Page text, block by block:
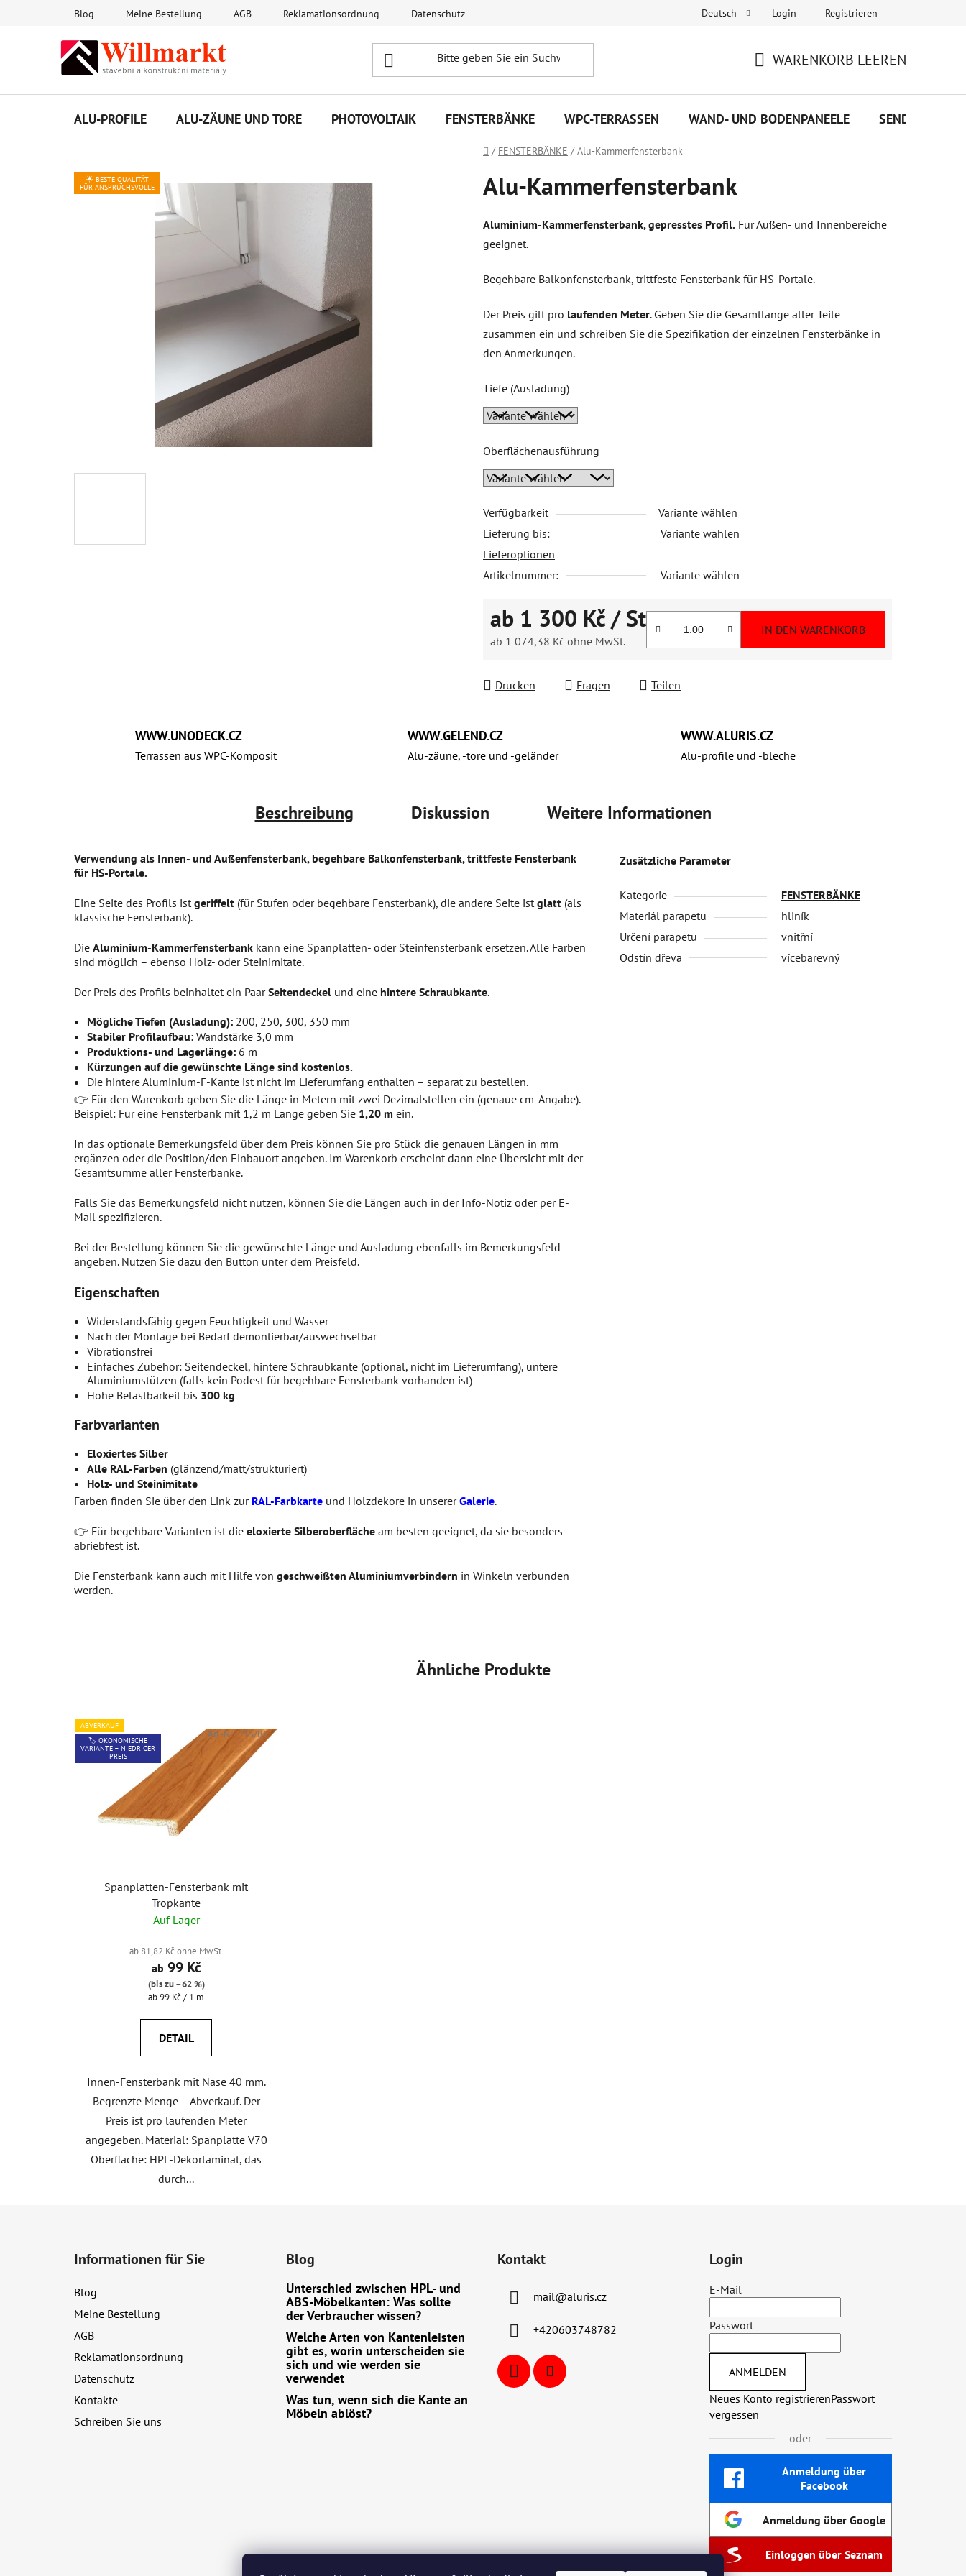
Blog Meine Bestellung AGB Reklamationsordnung Datenschutz Deutsch Login Registrieren
WARENKORB LEEREN
ALU-PROFILE ALU-ZÄUNE UND TORE PHOTOVOLTAIK FENSTERBÄNKE WPC-TERRASSEN WAND- UND BODENPANEELE SENDVIČOVÉ
Startseite
/ FENSTERBÄNKE / Alu-Kammerfensterbank
Alu-Kammerfensterbank
Aluminium-Kammerfensterbank, gepresstes Profil. Für Außen- und Innenbereiche
geeignet.
Begehbare Balkonfensterbank, trittfeste Fensterbank für HS-Portale.
Der Preis gilt pro laufenden Meter. Geben Sie die Gesamtlänge aller Teile
zusammen ein und schreiben Sie die Spezifikation der einzelnen Fensterbänke in
den Anmerkungen.
Tiefe (Ausladung)
Oberflächenausführung
Verfügbarkeit
Variante wählen
Lieferung bis:
Variante wählen
Lieferoptionen
Artikelnummer:
Variante wählen
ab 1 300 Kč/ St
ab 1 074,38 Kč ohne MwSt.
IN DEN WARENKORB
Drucken Fragen Teilen
🌟 BESTE QUALITÄT
FÜR ANSPRUCHSVOLLE
WWW.UNODECK.CZ
Terrassen aus WPC‑Komposit
WWW.GELEND.CZ
Alu-zäune, -tore und -geländer
WWW.ALURIS.CZ
Alu-profile und ‑bleche
Beschreibung Diskussion Weitere Informationen
Verwendung als Innen- und Außenfensterbank, begehbare Balkonfensterbank, trittfeste Fensterbank
für HS-Portale.
Eine Seite des Profils ist geriffelt (für Stufen oder begehbare Fensterbank), die andere Seite ist glatt (als
klassische Fensterbank).
Die Aluminium-Kammerfensterbank kann eine Spanplatten- oder Steinfensterbank ersetzen. Alle Farben
sind möglich – ebenso Holz- oder Steinimitate.
Der Preis des Profils beinhaltet ein PaarSeitendeckel und eine hintere Schraubkante.
Mögliche Tiefen (Ausladung): 200, 250, 300, 350 mm
Stabiler Profilaufbau: Wandstärke 3,0 mm
Produktions- und Lagerlänge: 6 m
Kürzungen auf die gewünschte Länge sind kostenlos.
Die hintere Aluminium-F-Kante ist nicht im Lieferumfang enthalten – separat zu bestellen.
👉 Für den Warenkorb geben Sie die Länge in Metern mit zwei Dezimalstellen ein (genaue cm-Angabe).
Beispiel: Für eine Fensterbank mit 1,2 m Länge geben Sie 1,20 m ein.
In das optionale Bemerkungsfeld über dem Preis können Sie pro Stück die genauen Längen in mm
ergänzen oder die Position/den Einbauort angeben. Im Warenkorb erscheint dann eine Übersicht mit der
Gesamtsumme aller Fensterbänke.
Falls Sie das Bemerkungsfeld nicht nutzen, können Sie die Längen auch in der Info-Notiz oder per E-
Mail spezifizieren.
Bei der Bestellung können Sie die gewünschte Länge und Ausladung ebenfalls im Bemerkungsfeld
angeben. Nutzen Sie dazu den Button unter dem Preisfeld.
Eigenschaften
Widerstandsfähig gegen Feuchtigkeit und Wasser
Nach der Montage bei Bedarf demontierbar/auswechselbar
Vibrationsfrei
Einfaches Zubehör: Seitendeckel, hintere Schraubkante (optional, nicht im Lieferumfang), untere
Aluminiumstützen (falls kein Podest für begehbare Fensterbank vorhanden ist)
Hohe Belastbarkeit bis 300 kg
Farbvarianten
Eloxiertes Silber
Alle RAL-Farben (glänzend/matt/strukturiert)
Holz- und Steinimitate
Farben finden Sie über den Link zur RAL-Farbkarte und Holzdekore in unsererGalerie.
👉 Für begehbare Varianten ist die eloxierte Silberoberfläche am besten geeignet, da sie besonders
abriebfest ist.
Die Fensterbank kann auch mit Hilfe von geschweißten Aluminiumverbindern in Winkeln verbunden
werden.
Zusätzliche Parameter
Kategorie
FENSTERBÄNKE
Materiál parapetu
hliník
Určení parapetu
vnitřní
Odstín dřeva
vícebarevný
Ähnliche Produkte
ABVERKAUF
🏷️ ÖKONOMISCHE
VARIANTE – NIEDRIGER
PREIS
Spanplatten-Fensterbank mit
Tropkante
Auf Lager
ab 81,82 Kč ohne MwSt.
ab 99 Kč
(bis zu –62 %)
Verkaufspreis:
ab 99 Kč / 1 m
DETAIL
Innen-Fensterbank mit Nase 40 mm.
Begrenzte Menge – Abverkauf. Der
Preis ist pro laufenden Meter
angegeben. Material: Spanplatte V70
Oberfläche: HPL-Dekorlaminat, das
durch...
Art.-Nr.:115/BIL
Informationen für Sie
Blog
Meine Bestellung
AGB
Reklamationsordnung
Datenschutz
Kontakte
Schreiben Sie uns
Blog
Unterschied zwischen HPL- und
ABS-Möbelkanten: Was sollte
der Verbraucher wissen?
Welche Arten von Kantenleisten
gibt es, worin unterscheiden sie
sich und wie werden sie
verwendet
Was tun, wenn sich die Kante an
Möbeln ablöst?
Kontakt
mail@aluris.cz
+420603748782
Login
E-Mail
Passwort
ANMELDEN
Neues Konto registrierenPasswort
vergessen
oder
Anmeldung über
Facebook
Anmeldung über Google
Einloggen über Seznam